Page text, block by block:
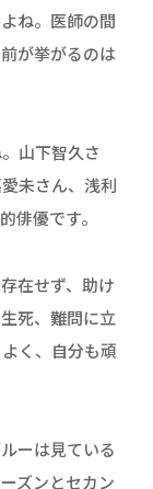
ね。医師の間
が挙がるのは
山下智久さ
未さん、浅利
俳優です。
在せず、助け
死、難問に立
く、自分も頑
ーは見ている
ズンとセカン